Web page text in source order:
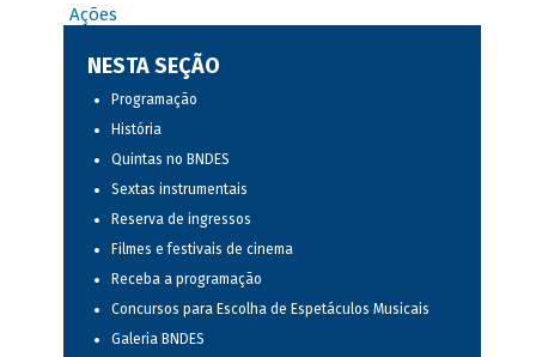
Ações
NESTA SEÇÃO
Programação
História
Quintas no BNDES
Sextas instrumentais
Reserva de ingressos
Filmes e festivais de cinema
Receba a programação
Concursos para Escolha de Espetáculos Musicais
Galeria BNDES